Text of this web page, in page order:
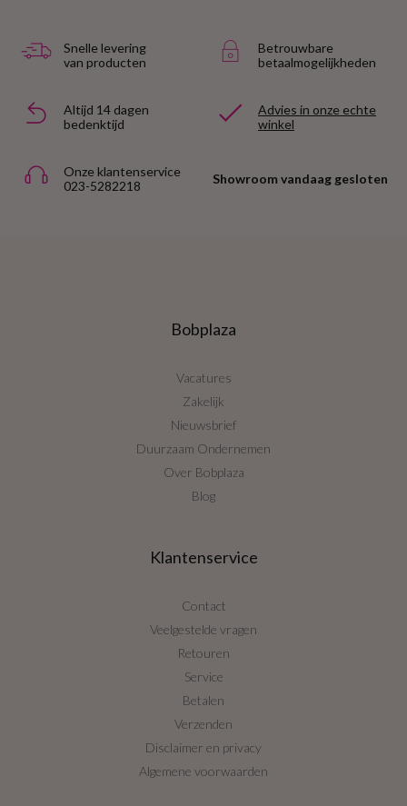
Snelle levering
van producten
Betrouwbare
betaalmogelijkheden
Altijd 14 dagen
bedenktijd
Advies in onze echte
winkel
Onze klantenservice
023-5282218
Showroom vandaag gesloten
Bobplaza
Vacatures
Zakelijk
Nieuwsbrief
Duurzaam Ondernemen
Over Bobplaza
Blog
Klantenservice
Contact
Veelgestelde vragen
Retouren
Service
Betalen
Verzenden
Disclaimer en privacy
Algemene voorwaarden